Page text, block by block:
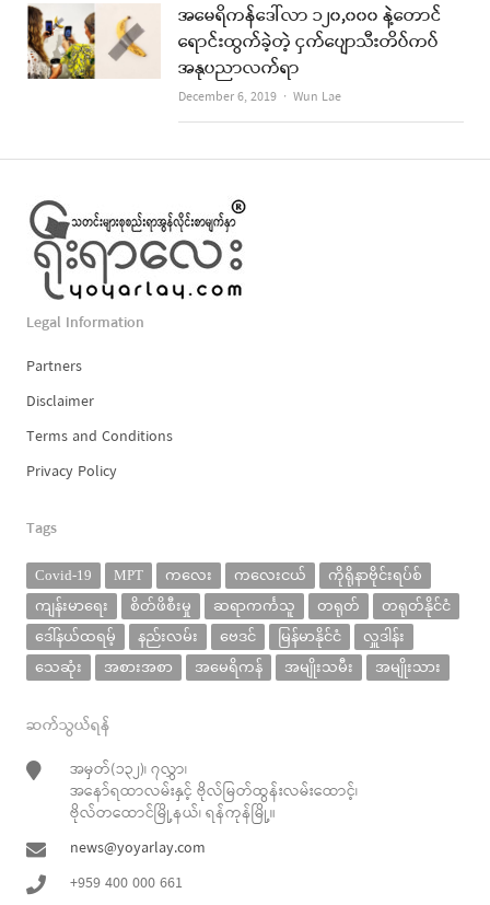
အမေရိကန်ဒေါ်လာ ၁၂၀,၀၀၀ နဲ့တောင်
ရောင်းထွက်ခဲ့တဲ့ ငှက်ပျောသီးတိပ်ကပ်
အနုပညာလက်ရာ
December 6, 2019 Author
Wun Lae
Legal Information
Partners
Disclaimer
Terms and Conditions
Privacy Policy
Tags
Covid-19 MPT ကလေး ကလေးငယ်
ကိုရိုနာဗိုင်းရပ်စ်
ကျန်းမာရေး
စိတ်ဖိစီးမှု ဆရာကင်္ကသူ တရုတ်
တရုတ်နိုင်ငံ
ဒေါ်နယ်ထရမ့်
နည်းလမ်း ဗေဒင် မြန်မာနိုင်ငံ
လှူဒါန်း
သေဆုံး
အစားအစာ အမေရိကန် အမျိုးသမီး အမျိုးသား
ဆက်သွယ်ရန်
အမှတ်(၁၃၂)၊ ၇လွှာ၊
အနော်ရထာလမ်းနှင့် ဗိုလ်မြတ်ထွန်းလမ်းထောင့်၊
ဗိုလ်တထောင်မြို့နယ်၊ ရန်ကုန်မြို့။
news@yoyarlay.com
+959 400 000 661